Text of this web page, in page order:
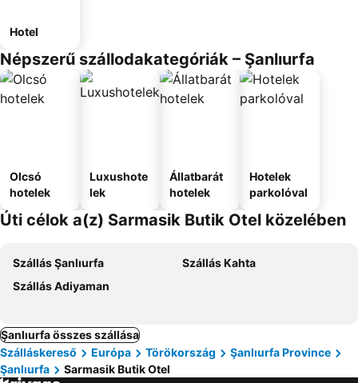
Hotel
Népszerű szállodakategóriák – Şanlıurfa
Olcsó
hotelek
Luxushote
lek
Állatbarát
hotelek
Hotelek
parkolóval
Úti célok a(z) Sarmasik Butik Otel közelében
Szállás Şanlıurfa
Szállás Kahta
Szállás Adiyaman
Şanlıurfa összes szállása
Szálláskereső
Európa Törökország
Şanlıurfa Province
Şanlıurfa
Sarmasik Butik Otel